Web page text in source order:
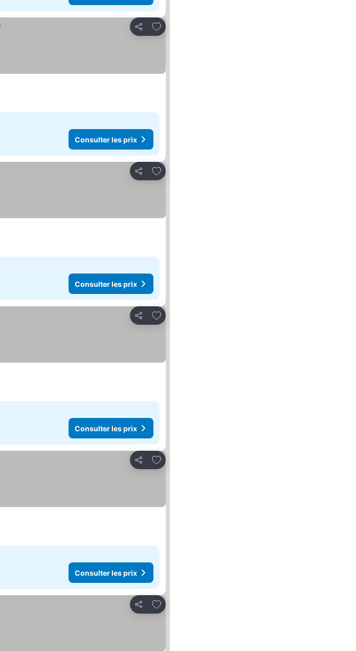
Partager
Ajouter à mes favoris
Consulter les prix
Partager
Ajouter à mes favoris
Consulter les prix
Partager
Ajouter à mes favoris
Consulter les prix
Partager
Ajouter à mes favoris
Consulter les prix
Partager
Ajouter à mes favoris